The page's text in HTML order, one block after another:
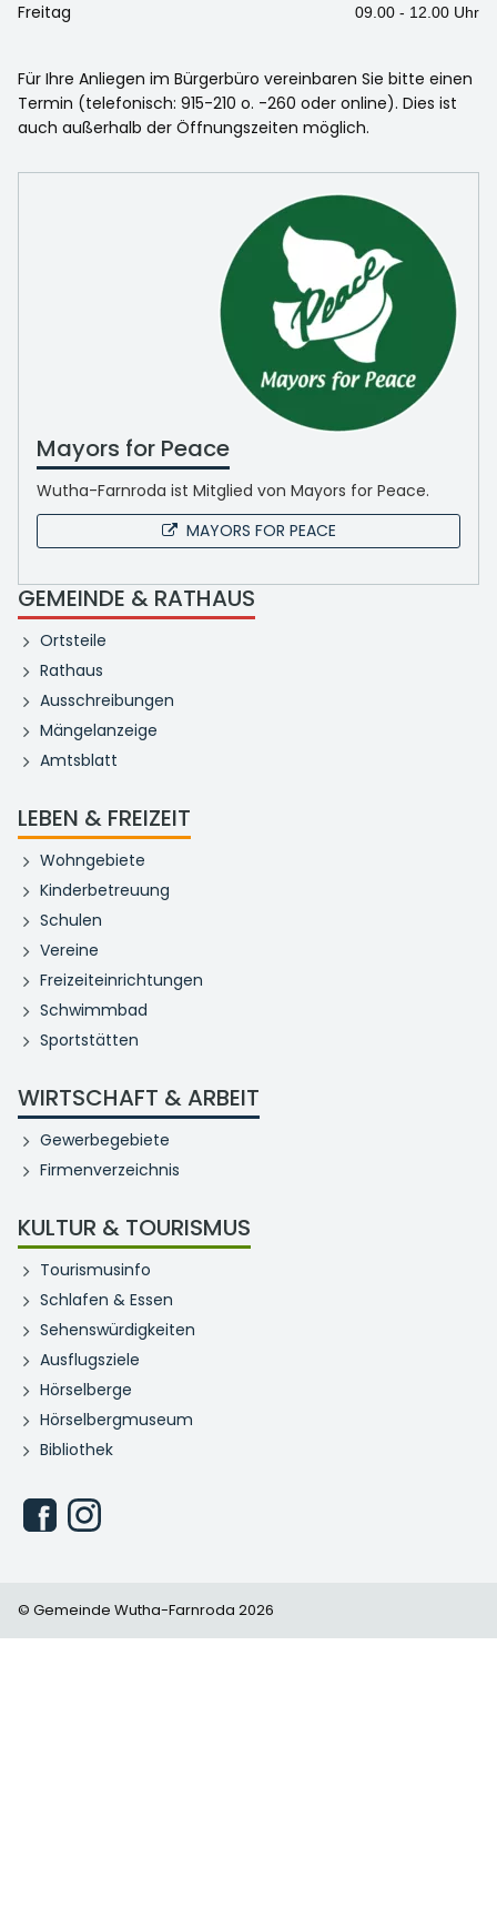
Freitag 09.00 - 12.00 Uhr
Für Ihre Anliegen im Bürgerbüro vereinbaren Sie bitte einen
Termin (telefonisch: 915-210 o. -260 oder online). Dies ist
auch außerhalb der Öffnungszeiten möglich.
Mayors for Peace
Wutha-Farnroda ist Mitglied von Mayors for Peace.
MAYORS FOR PEACE
GEMEINDE & RATHAUS
Ortsteile
Rathaus
Ausschreibungen
Mängelanzeige
Amtsblatt
LEBEN & FREIZEIT
Wohngebiete
Kinderbetreuung
Schulen
Vereine
Freizeiteinrichtungen
Schwimmbad
Sportstätten
WIRTSCHAFT & ARBEIT
Gewerbegebiete
Firmenverzeichnis
KULTUR & TOURISMUS
Tourismusinfo
Schlafen & Essen
Sehenswürdigkeiten
Ausflugsziele
Hörselberge
Hörselbergmuseum
Bibliothek
© Gemeinde Wutha-Farnroda 2026